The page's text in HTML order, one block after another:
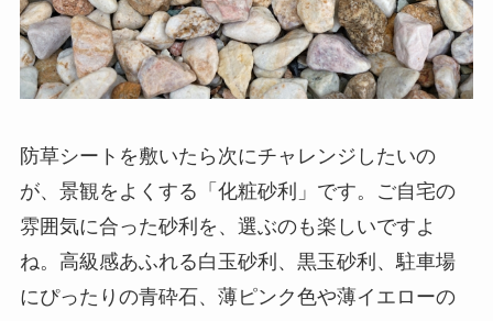
防草シートを敷いたら次にチャレンジしたいの
が、景観をよくする「化粧砂利」です。ご自宅の
雰囲気に合った砂利を、選ぶのも楽しいですよ
ね。高級感あふれる白玉砂利、黒玉砂利、駐車場
にぴったりの青砕石、薄ピンク色や薄イエローの